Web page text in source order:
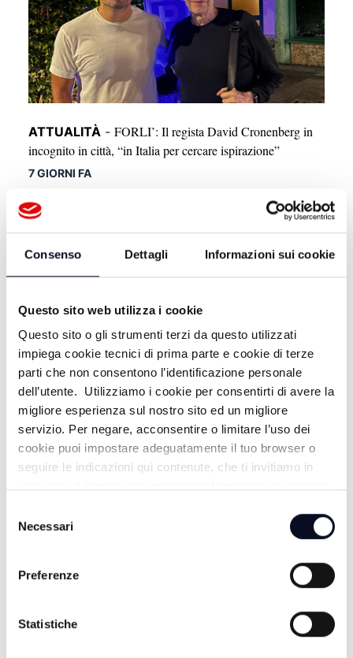
Consenso Dettagli Informazioni sui cookie
Questo sito web utilizza i cookie
Questo sito o gli strumenti terzi da questo utilizzati
impiega cookie tecnici di prima parte e cookie di terze
parti che non consentono l’identificazione personale
dell’utente. Utilizziamo i cookie per consentirti di avere la
migliore esperienza sul nostro sito ed un migliore
servizio. Per negare, acconsentire o limitare l’uso dei
cookie puoi impostare adeguatamente il tuo browser o
seguire le indicazioni qui contenute, che ti invitiamo in
delNecessari
Preferenze
Statistiche
ATTUALITÀ - FORLI’: Il regista David Cronenberg in
incognito in città, “in Italia per cercare ispirazione”
7 GIORNI FA
ATTUALITÀ-SARSINA: Plautus Festival, arriva la
commedia di Plauto “ Casina”
8 GIORNI FA